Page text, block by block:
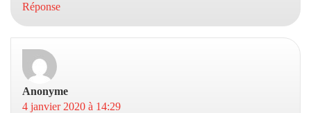
Réponse
Anonyme
4 janvier 2020 à 14:29